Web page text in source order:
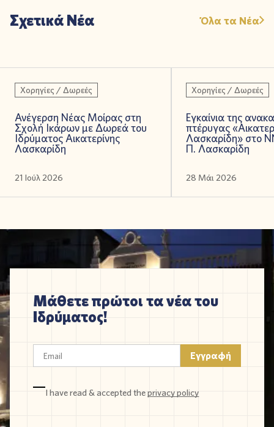
Σχετικά Νέα Όλα τα Νέα
Χορηγίες / Δωρεές
Ανέγερση Νέας Μοίρας στη
Σχολή Ικάρων με Δωρεά του
Ιδρύματος Αικατερίνης
Λασκαρίδη
21 Ιούλ 2026
Χορηγίες / Δωρεές
Εγκαίνια της
πτέρυγας
Λασκαρίδη» στο
Π. Λασκαρίδη
28 Μάι 2026
Μάθετε πρώτοι τα νέα του
Ιδρύματος!
I have read & accepted theprivacy policy